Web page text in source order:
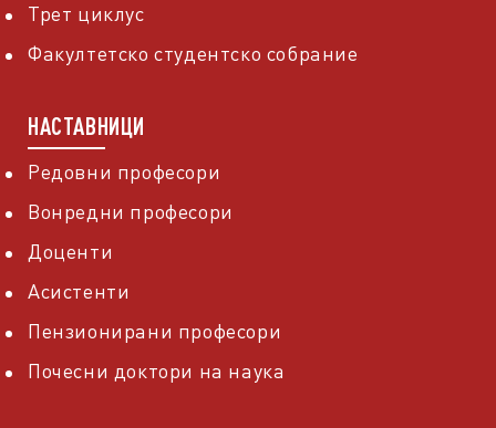
Трет циклус
Факултетско студентско собрание
НАСТАВНИЦИ
Редовни професори
Вонредни професори
Доценти
Асистенти
Пензионирани професори
Почесни доктори на наука